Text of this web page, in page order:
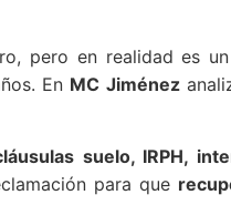
pero en realidad es
En MC Jiménez
suelo, IRPH,
para que